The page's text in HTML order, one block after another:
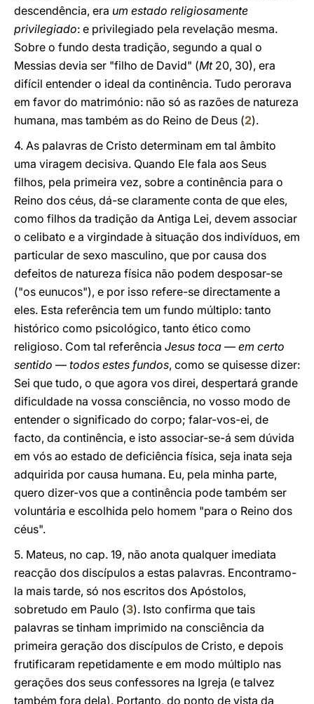
descendência, era um estado religiosamente
privilegiado: e privilegiado pela revelação mesma.
Sobre o fundo desta tradição, segundo a qual o
Messias devia ser "filho de David" (Mt20, 30), era
difícil entender o ideal da continência. Tudo perorava
em favor do matrimónio: não só as razões de natureza
humana, mas também as do Reino de Deus (2).
4. As palavras de Cristo determinam em tal âmbito
uma viragem decisiva. Quando Ele fala aos Seus
filhos, pela primeira vez, sobre a continência para o
Reino dos céus, dá-se claramente conta de que eles,
como filhos da tradição da Antiga Lei, devem associar
o celibato e a virgindade à situação dos indivíduos, em
particular de sexo masculino, que por causa dos
defeitos de natureza física não podem desposar-se
("os eunucos"), e por isso refere-se directamente a
eles. Esta referência tem um fundo múltiplo: tanto
histórico como psicológico, tanto ético como
religioso. Com tal referência Jesus toca — em certo
sentido — todos estes fundos, como se quisesse dizer:
Sei que tudo, o que agora vos direi, despertará grande
dificuldade na vossa consciência, no vosso modo de
entender o significado do corpo; falar-vos-ei, de
facto, da continência, e isto associar-se-á sem dúvida
em vós ao estado de deficiência física, seja inata seja
adquirida por causa humana. Eu, pela minha parte,
quero dizer-vos que a continência pode também ser
voluntária e escolhida pelo homem "para o Reino dos
céus".
5. Mateus, no cap. 19, não anota qualquer imediata
reacção dos discípulos a estas palavras. Encontramo-
la mais tarde, só nos escritos dos Apóstolos,
sobretudo em Paulo (3). Isto confirma que tais
palavras se tinham imprimido na consciência da
primeira geração dos discípulos de Cristo, e depois
frutificaram repetidamente e em modo múltiplo nas
gerações dos seus confessores na Igreja (e talvez
também fora dela). Portanto, do ponto de vista da